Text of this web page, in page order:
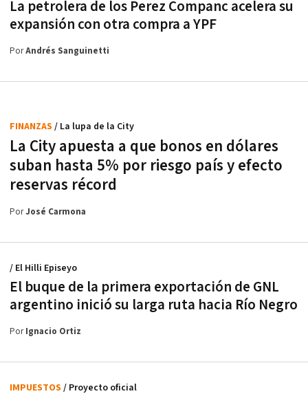
La petrolera de los Perez Companc acelera su
expansión con otra compra a YPF
PorAndrés Sanguinetti
La City apuesta a que bonos en dólares
suban hasta 5% por riesgo país y efecto
reservas récord
FINANZAS / La lupa de la City
PorJosé Carmona
El buque de la primera exportación de GNL
argentino inició su larga ruta hacia Río Negro
/ El Hilli Episeyo
PorIgnacio Ortiz
IMPUESTOS / Proyecto oficial